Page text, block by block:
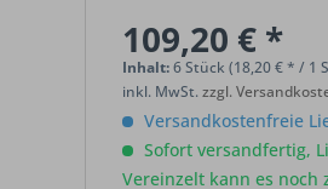
109,20 € *
Inhalt:6 Stück (18,20 € * / 1
inkl. MwSt.zzgl.
Versandkostenfreie
Sofort versandfertig,
Vereinzelt kann es noch